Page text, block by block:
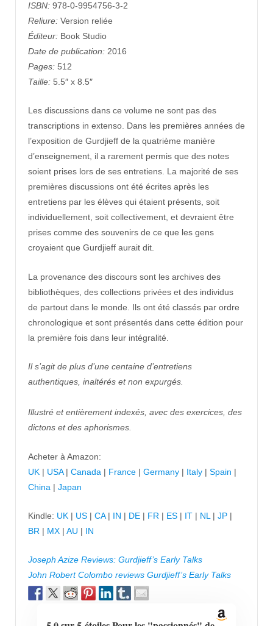
ISBN: 978-0-9954756-3-2
Reliure: Version reliée
Éditeur: Book Studio
Date de publication: 2016
Pages: 512
Taille: 5.5″ x 8.5″
Les discussions dans ce volume ne sont pas des
transcriptions in extenso. Dans les premières années de
l’exposition de Gurdjieff de la quatrième manière
d’enseignement, il a rarement permis que des notes
soient prises lors de ses entretiens. La majorité de ses
premières discussions ont été écrites après les
entretiens par les élèves qui étaient présents, soit
individuellement, soit collectivement, et devraient être
prises comme des souvenirs de ce que les gens
croyaient que Gurdjieff aurait dit.
La provenance des discours sont les archives des
bibliothèques, des collections privées et des individus
de partout dans le monde. Ils ont été classés par ordre
chronologique et sont présentés dans cette édition pour
la première fois dans leur intégralité.
Il s’agit de plus d’une centaine d’entretiens
authentiques, inaltérés et non expurgés.
Illustré et entièrement indexés, avec des exercices, des
dictons et des aphorismes.
Acheter à Amazon:
UK | USA| Canada | France | Germany | Italy | Spain |
China | Japan
Kindle: UK | US | CA| IN | DE | FR | ES | IT | NL | JP |
BR | MX | AU | IN
Joseph Azize Reviews: Gurdjieff’s Early Talks
John Robert Colombo reviews Gurdjieff’s Early Talks